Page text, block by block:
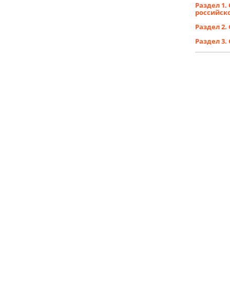
Раздел
Раздел
Раздел